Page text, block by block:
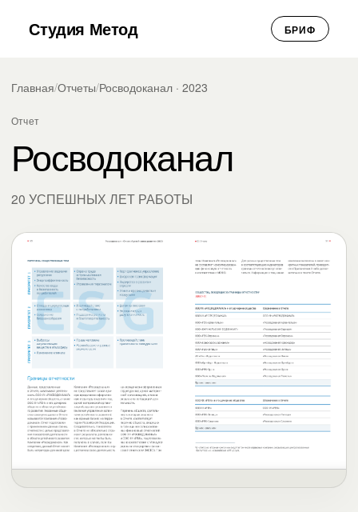
Студия Метод БРИФ
Главная/Отчеты/Росводоканал · 2023
Отчет
Росводоканал
20 УСПЕШНЫХ ЛЕТ РАБОТЫ